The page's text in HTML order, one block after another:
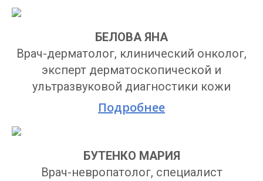
БЕЛОВА ЯНА
Врач-дерматолог, клинический онколог,
эксперт дерматоскопической и
ультразвуковой диагностики кожи
Подробнее
БУТЕНКО МАРИЯ
Врач-невропатолог, специалист